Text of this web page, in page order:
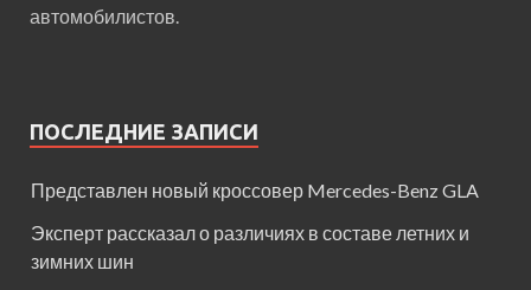
автомобилистов.
ПОСЛЕДНИЕ ЗАПИСИ
Представлен новый кроссовер Mercedes-Benz GLA
Эксперт рассказал о различиях в составе летних и
зимних шин